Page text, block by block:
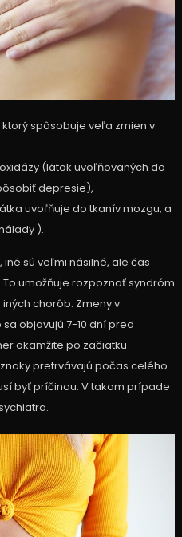
spôsobuje veľa zmien v
(látok uvoľňovaných do
depresie),
uvoľňuje do tkanív mozgu, a
).
iné sú veľmi násilné, ale čas
umožňuje rozpoznať syndróm
chorôb. Zmeny v
objavujú 7-10 dní pred
okamžite po začiatku
pretrvávajú počas celého
byť príčinou. V takom prípade